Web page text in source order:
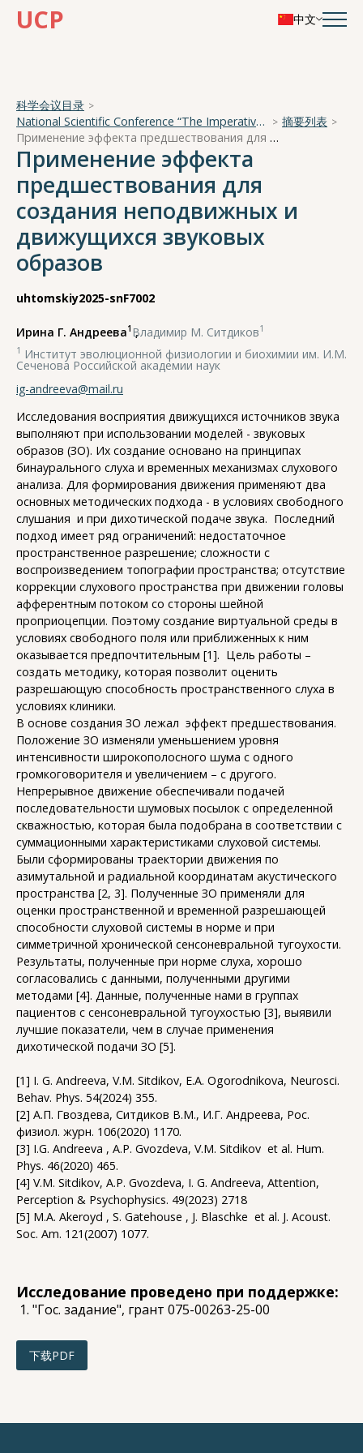
UCP 中文
科学会议目录
National Scientific Conference “The Imperative of Academician A. A. Ukhtomsky - the Brain and its Self-Cognition”
摘要列表
Применение эффекта предшествования для создания неподвижных и движущихся звуковых образов
Применение эффекта
предшествования для
создания неподвижных и
движущихся звуковых
образов
uhtomskiy2025-snF7002
Ирина Г. Андреева1 ,
Владимир М. Ситдиков1
1 Институт эволюционной физиологии и биохимии им. И.М.
Сеченова Российской академии наук
ig-andreeva@mail.ru
Исследования восприятия движущихся источников звука
выполняют при использовании моделей - звуковых
образов (ЗО). Их создание основано на принципах
бинаурального слуха и временных механизмах слухового
анализа. Для формирования движения применяют два
основных методических подхода - в условиях свободного
слушания и при дихотической подаче звука. Последний
подход имеет ряд ограничений: недостаточное
пространственное разрешение; сложности с
воспроизведением топографии пространства; отсутствие
коррекции слухового пространства при движении головы
афферентным потоком со стороны шейной
проприоцепции. Поэтому создание виртуальной среды в
условиях свободного поля или приближенных к ним
оказывается предпочтительным [1]. Цель работы –
создать методику, которая позволит оценить
разрешающую способность пространственного слуха в
условиях клиники.
В основе создания ЗО лежал эффект предшествования.
Положение ЗО изменяли уменьшением уровня
интенсивности широкополосного шума с одного
громкоговорителя и увеличением – с другого.
Непрерывное движение обеспечивали подачей
последовательности шумовых посылок с определенной
скважностью, которая была подобрана в соответствии с
суммационными характеристиками слуховой системы.
Были сформированы траектории движения по
азимутальной и радиальной координатам акустического
пространства [2, 3]. Полученные ЗО применяли для
оценки пространственной и временной разрешающей
способности слуховой системы в норме и при
симметричной хронической сенсоневральной тугоухости.
Результаты, полученные при норме слуха, хорошо
согласовались с данными, полученными другими
методами [4]. Данные, полученные нами в группах
пациентов с сенсоневральной тугоухостью [3], выявили
лучшие показатели, чем в случае применения
дихотической подачи ЗО [5].
[1] I. G. Andreeva, V.M. Sitdikov, E.A. Ogorodnikova, Neurosci.
Behav. Phys. 54(2024) 355.
[2] А.П. Гвоздева, Ситдиков В.М., И.Г. Андреева, Рос.
физиол. журн. 106(2020) 1170.
[3] I.G. Andreeva , A.P. Gvozdeva, V.M. Sitdikov et al. Hum.
Phys. 46(2020) 465.
[4] V.M. Sitdikov, A.P. Gvozdeva, I. G. Andreeva, Attention,
Perception & Psychophysics. 49(2023) 2718
[5] M.A. Akeroyd , S. Gatehouse , J. Blaschke et al. J. Acoust.
Soc. Am. 121(2007) 1077.
Исследование проведено при поддержке:
"Гос. задание", грант 075-00263-25-00
下载PDF